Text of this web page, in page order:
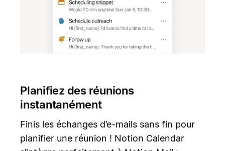
Planifiez des réunions
instantanément
Finis les échanges d’e-mails sans fin pour
planifier une réunion ! Notion Calendar